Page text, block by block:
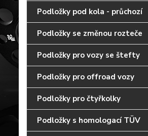
Podložky pod kola - průchozí
Podložky se změnou rozteče
Podložky pro vozy se štefty
Podložky pro offroad vozy
Podložky pro čtyřkolky
Podložky s homologací TÜV